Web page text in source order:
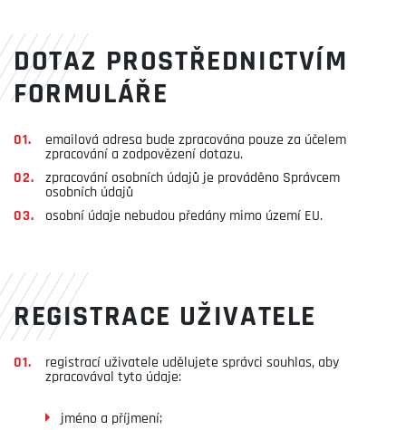
DOTAZ PROSTŘEDNICTVÍM
FORMULÁŘE
emailová adresa bude zpracována pouze za účelem
zpracování a zodpovězení dotazu.
zpracování osobních údajů je prováděno Správcem
osobních údajů
osobní údaje nebudou předány mimo území EU.
REGISTRACE UŽIVATELE
registrací uživatele udělujete správci souhlas, aby
zpracovával tyto údaje:
jméno a příjmení;